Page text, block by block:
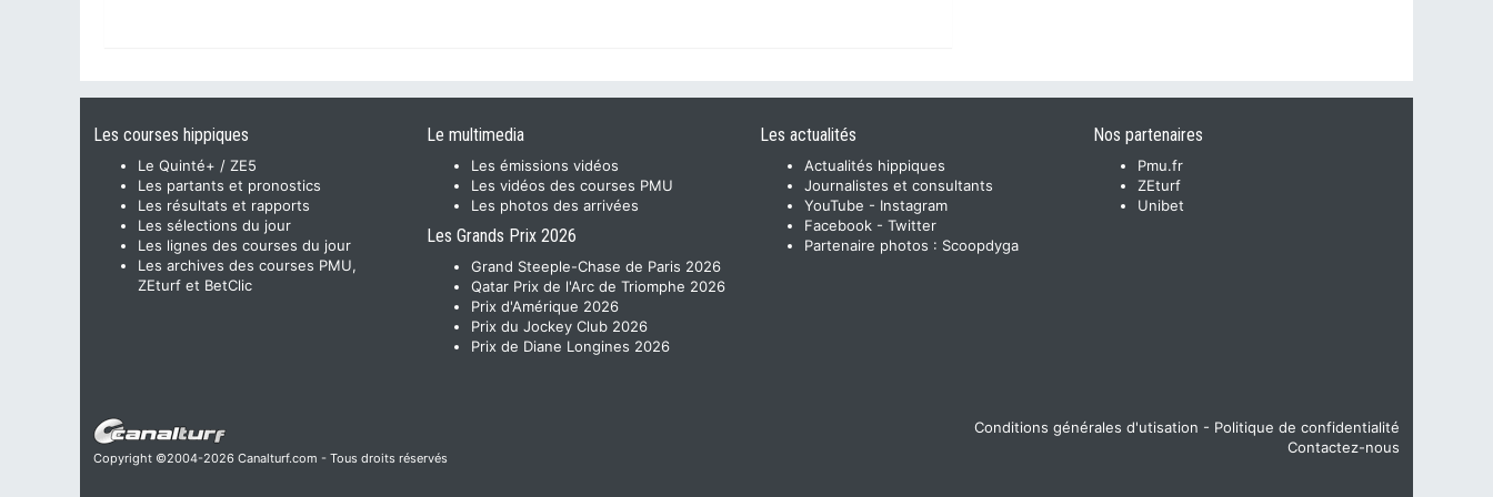
Les courses hippiques
Le Quinté+ / ZE5
Les partants et pronostics
Les résultats et rapports
Les sélections du jour
Les lignes des courses du jour
Les archives des courses PMU,
ZEturf et BetClic
Le multimedia
Les émissions vidéos
Les vidéos des courses PMU
Les photos des arrivées
Les Grands Prix 2026
Grand Steeple-Chase de Paris 2026
Qatar Prix de l'Arc de Triomphe 2026
Prix d'Amérique 2026
Prix du Jockey Club 2026
Prix de Diane Longines 2026
Les actualités
Actualités hippiques
Journalistes et consultants
YouTube - Instagram
Facebook - Twitter
Partenaire photos : Scoopdyga
Nos partenaires
Pmu.fr
ZEturf
Unibet
Copyright ©2004-2026 Canalturf.com - Tous droits réservés
Conditions générales d'utisation - Politique de confidentialité
Contactez-nous